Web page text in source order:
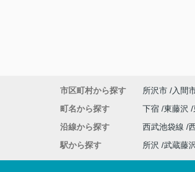
市区町村から探す 所沢市 入間
町名から探す
下宿 東藤沢
沿線から探す
西武池袋線
駅から探す
所沢 武蔵藤沢